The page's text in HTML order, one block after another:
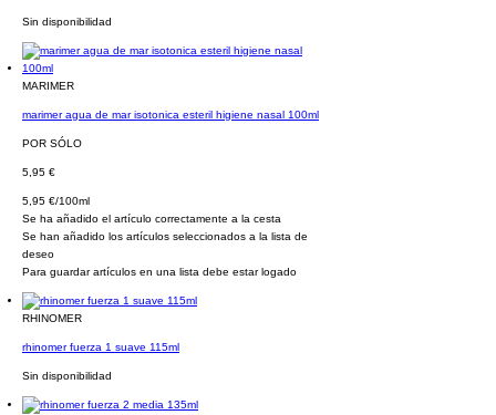
Sin disponibilidad
MARIMER
marimer agua de mar isotonica esteril higiene nasal 100ml
POR SÓLO
5,95 €
5,95 €/100ml
Se ha añadido el artículo correctamente a la cesta
Se han añadido los artículos seleccionados a la lista de
deseo
Para guardar artículos en una lista debe estar logado
RHINOMER
rhinomer fuerza 1 suave 115ml
Sin disponibilidad